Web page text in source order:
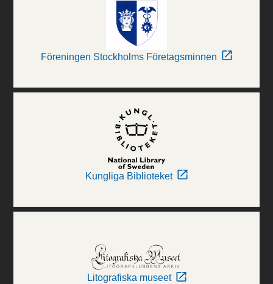
Föreningen Stockholms Företagsminnen
Kungliga Biblioteket
Litografiska museet